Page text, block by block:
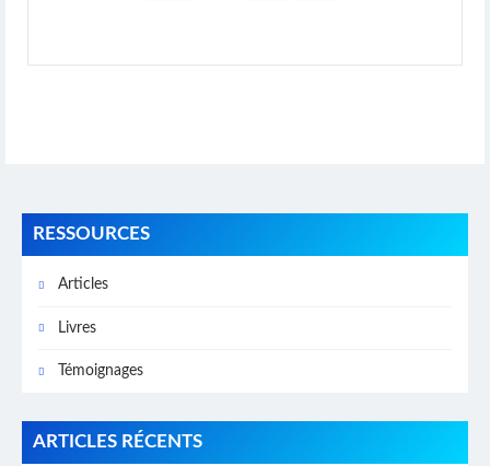
RESSOURCES
Articles
Livres
Témoignages
ARTICLES RÉCENTS